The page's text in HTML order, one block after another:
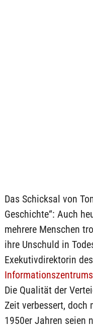
Das Schicksal von
Geschichte“: Auch
mehrere Menschen
ihre Unschuld in
Exekutivdirektorin
Informationszentrums
Die Qualität der
Zeit verbessert, doch
1950er Jahren seien